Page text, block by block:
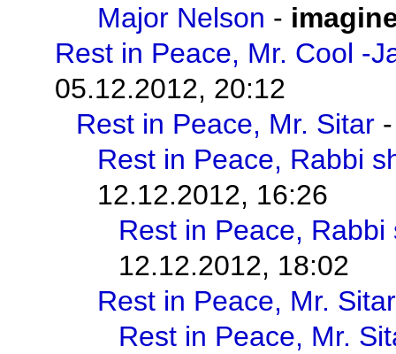
Major Nelson -
Rest in Peace, Mr. Cool -
05.12.2012, 20:12
Rest in Peace, Mr. Sitar
Rest in Peace, Rabbi
12.12.2012, 16:26
Rest in Peace, Rabbi
12.12.2012, 18:02
Rest in Peace, Mr. Sitar
Rest in Peace, Mr.